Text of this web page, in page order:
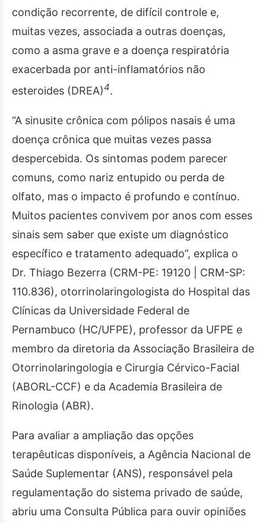
condição recorrente, de difícil controle e,
muitas vezes, associada a outras doenças,
como a asma grave e a doença respiratória
exacerbada por anti-inflamatórios não
esteroides (DREA)4.
“A sinusite crônica com pólipos nasais é uma
doença crônica que muitas vezes passa
despercebida. Os sintomas podem parecer
comuns, como nariz entupido ou perda de
olfato, mas o impacto é profundo e contínuo.
Muitos pacientes convivem por anos com esses
sinais sem saber que existe um diagnóstico
específico e tratamento adequado”, explica o
Dr. Thiago Bezerra (CRM-PE: 19120 | CRM-SP:
110.836), otorrinolaringologista do Hospital das
Clínicas da Universidade Federal de
Pernambuco (HC/UFPE), professor da UFPE e
membro da diretoria da Associação Brasileira de
Otorrinolaringologia e Cirurgia Cérvico-Facial
(ABORL-CCF) e da Academia Brasileira de
Rinologia (ABR).
Para avaliar a ampliação das opções
terapêuticas disponíveis, a Agência Nacional de
Saúde Suplementar (ANS), responsável pela
regulamentação do sistema privado de saúde,
abriu uma Consulta Pública para ouvir opiniões